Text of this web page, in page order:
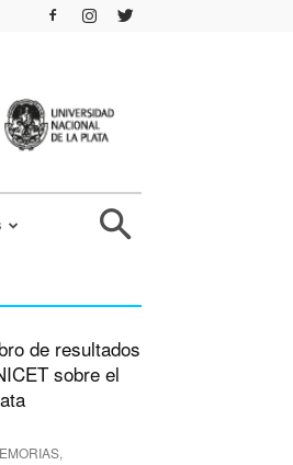
de resultados
sobre el